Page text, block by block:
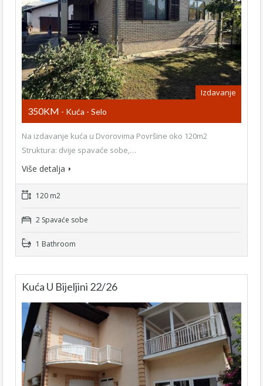
Izdavanje
350KM - Kuća - Selo
Na izdavanje kuća u Dvorovima Površine oko 120m2
Struktura: dvije spavaće sobe,…
Više detalja
120 m2
2 Spavaće sobe
1 Bathroom
Kuća U Bijeljini 22/26